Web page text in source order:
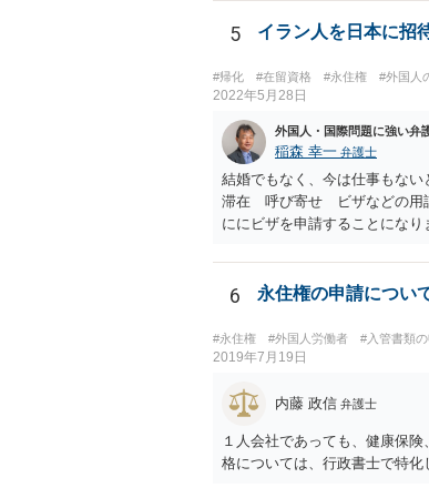
5 イラン人を日本に招
#帰化 #在留資格 #永住権 #外国人
2022年5月28日
外国人・国際問題に強い弁
稲森 幸一 弁護士
結婚でもなく、今は仕事もな
滞在 呼び寄せ ビザなどの用語
ににビザを申請することにな
6 永住権の申請につい
#永住権 #外国人労働者 #入管書類
2019年7月19日
内藤 政信 弁護士
１人会社であっても、健康保
格については、行政書士で特